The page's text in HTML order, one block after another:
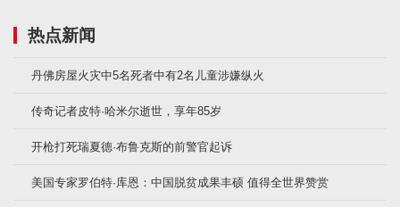
热点新闻
丹佛房屋火灾中5名死者中有2名儿童涉嫌纵火
传奇记者皮特·哈米尔逝世，享年85岁
开枪打死瑞夏德·布鲁克斯的前警官起诉
美国专家罗伯特·库恩：中国脱贫成果丰硕 值得全世界赞赏